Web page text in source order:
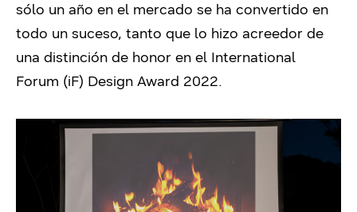
sólo un año en el mercado se ha convertido en
todo un suceso, tanto que lo hizo acreedor de
una distinción de honor en el International
Forum (iF) Design Award 2022.